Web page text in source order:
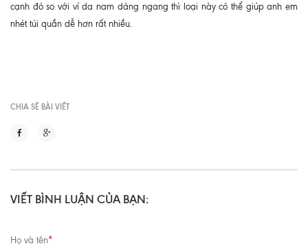
cạnh đó so với ví da nam dáng ngang thì loại này có thể giúp anh em
nhét túi quần dễ hơn rất nhiều.
CHIA SẼ BÀI VIẾT
VIẾT BÌNH LUẬN CỦA BẠN:
Họ và tên*